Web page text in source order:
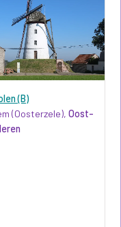
(B)
(Oosterzele),Oost-